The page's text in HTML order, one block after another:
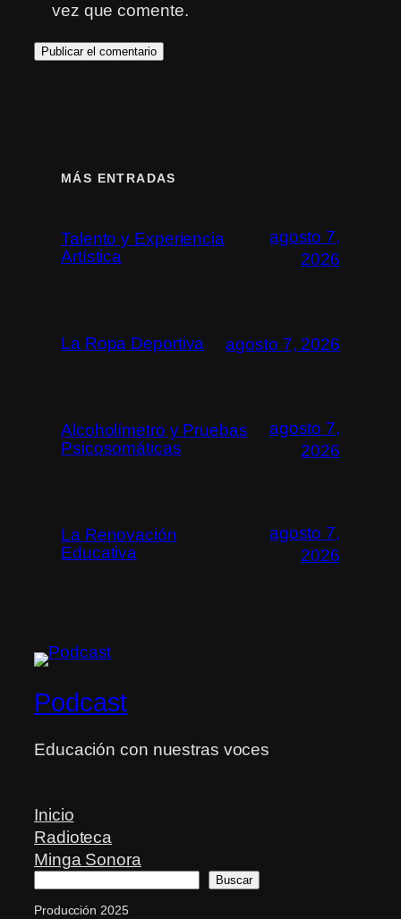
vez que comente.
MÁS ENTRADAS
Talento y Experiencia
Artística
agosto 7,
2026
La Ropa Deportiva agosto 7, 2026
Alcoholímetro y Pruebas
Psicosomáticas
agosto 7,
2026
La Renovación
Educativa
agosto 7,
2026
Podcast
Educación con nuestras voces
Inicio
Radioteca
Minga Sonora
Buscar
Producción 2025